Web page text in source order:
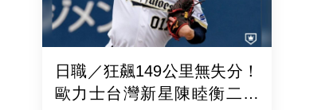
日職／狂飆149公里無失分！
歐力士台灣新星陳睦衡二軍